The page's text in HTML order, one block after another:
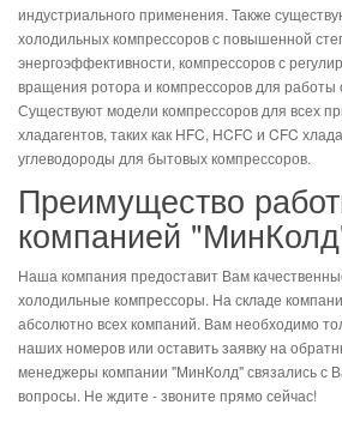
индустриального применения. Также
холодильных компрессоров с повышенной
энергоэффективности, компрессоров с
вращения ротора и компрессоров для работы
Существуют модели компрессоров для всех
хладагентов, таких как HFC, HCFC и CFC
углеводороды для бытовых компрессоров.
Преимущество
компанией
Наша компания предоставит Вам
холодильные компрессоры. На складе
абсолютно всех компаний. Вам необходимо
наших номеров или оставить заявку на
менеджеры компании "МинКолд" связались с
вопросы. Не ждите - звоните прямо сейчас!